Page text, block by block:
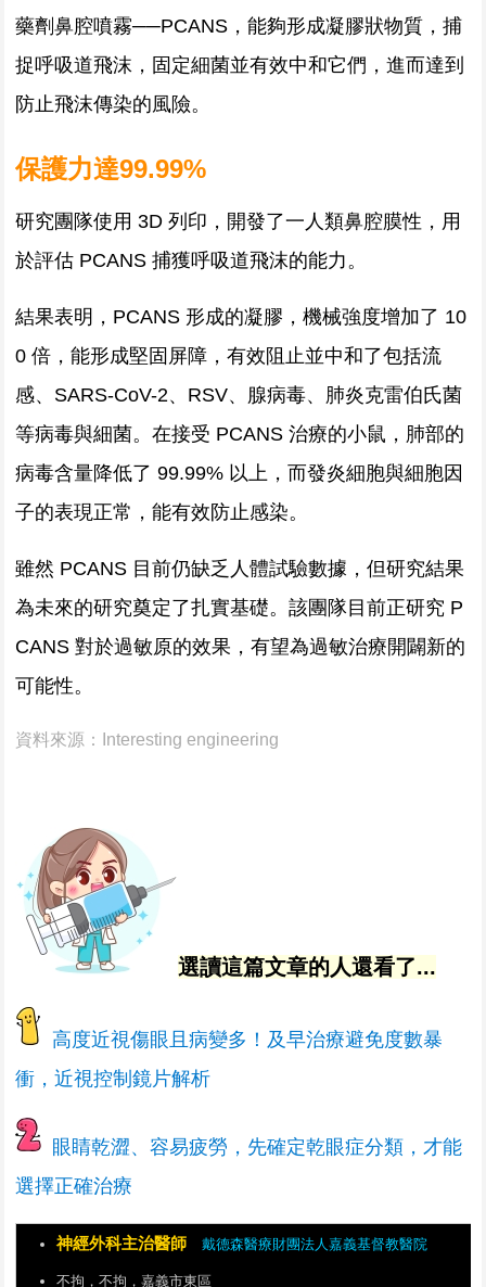
藥劑鼻腔噴霧──PCANS，能夠形成凝膠狀物質，捕
捉呼吸道飛沫，固定細菌並有效中和它們，進而達到
防止飛沫傳染的風險。
保護力達99.99%
研究團隊使用 3D 列印，開發了一人類鼻腔膜性，用
於評估 PCANS 捕獲呼吸道飛沫的能力。
結果表明，PCANS 形成的凝膠，機械強度增加了 10
0 倍，能形成堅固屏障，有效阻止並中和了包括流
感、SARS-CoV-2、RSV、腺病毒、肺炎克雷伯氏菌
等病毒與細菌。在接受 PCANS 治療的小鼠，肺部的
病毒含量降低了 99.99% 以上，而發炎細胞與細胞因
子的表現正常，能有效防止感染。
雖然 PCANS 目前仍缺乏人體試驗數據，但研究結果
為未來的研究奠定了扎實基礎。該團隊目前正研究 P
CANS 對於過敏原的效果，有望為過敏治療開闢新的
可能性。
資料來源： Interesting engineering
選讀這篇文章的人還看了...
高度近視傷眼且病變多！及早治療避免度數暴
衝，近視控制鏡片解析
眼睛乾澀、容易疲勞，先確定乾眼症分類，才能
選擇正確治療
神經外科主治醫師 戴德森醫療財團法人嘉義基督教醫院
不拘，不拘，嘉義市東區